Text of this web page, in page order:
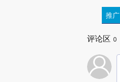
推广
评论区 0